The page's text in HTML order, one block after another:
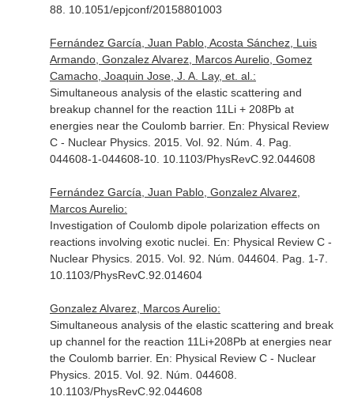
88. 10.1051/epjconf/20158801003
Fernández García, Juan Pablo, Acosta Sánchez, Luis
Armando, Gonzalez Alvarez, Marcos Aurelio, Gomez
Camacho, Joaquin Jose, J. A. Lay, et. al.:
Simultaneous analysis of the elastic scattering and
breakup channel for the reaction 11Li + 208Pb at
energies near the Coulomb barrier. En: Physical Review
C - Nuclear Physics. 2015. Vol. 92. Núm. 4. Pag.
044608-1-044608-10. 10.1103/PhysRevC.92.044608
Fernández García, Juan Pablo, Gonzalez Alvarez,
Marcos Aurelio:
Investigation of Coulomb dipole polarization effects on
reactions involving exotic nuclei. En: Physical Review C -
Nuclear Physics. 2015. Vol. 92. Núm. 044604. Pag. 1-7.
10.1103/PhysRevC.92.014604
Gonzalez Alvarez, Marcos Aurelio:
Simultaneous analysis of the elastic scattering and break
up channel for the reaction 11Li+208Pb at energies near
the Coulomb barrier. En: Physical Review C - Nuclear
Physics. 2015. Vol. 92. Núm. 044608.
10.1103/PhysRevC.92.044608